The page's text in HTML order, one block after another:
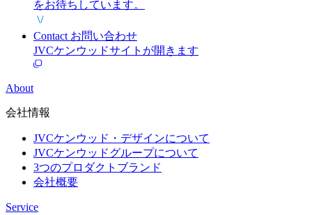
Recruit
Contact
お問い合わせ
JVCケンウッドサイトが開きます
About
会社情報